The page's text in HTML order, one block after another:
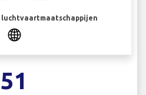
luchtvaartmaatschappijen
51